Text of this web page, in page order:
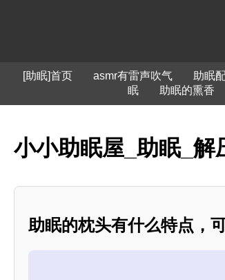
[助眠]首页 asmr有雷声吹气 助眠
眠
助眠的熏香
小小助眠屋_助眠_
助眠的枕头有什么特点，